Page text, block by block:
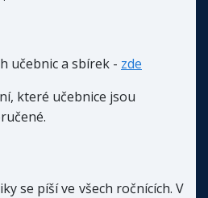
učebnic a sbírek - zde
které učebnice jsou
se píší ve všech ročnících. V